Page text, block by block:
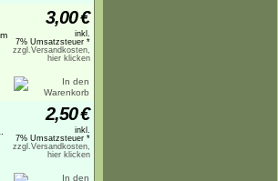
3,00€
inkl.
7% Umsatzsteuer *
zzgl.Versandkosten,
hier klicken
2,50€
inkl.
7% Umsatzsteuer *
zzgl.Versandkosten,
hier klicken